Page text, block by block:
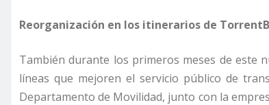
Reorganización en los itinerarios de
También durante los primeros meses de este
líneas que mejoren el servicio público de
Departamento de Movilidad, junto con la